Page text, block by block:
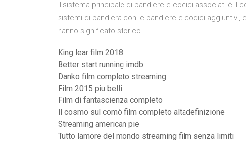
Il sistema principale di bandiere e codici associati è il
sistemi di bandiera con le bandiere e codici aggiuntivi,
hanno significato storico.
King lear film 2018
Better start running imdb
Danko film completo streaming
Film 2015 piu belli
Film di fantascienza completo
Il cosmo sul comò film completo altadefinizione
Streaming american pie
Tutto lamore del mondo streaming film senza limiti